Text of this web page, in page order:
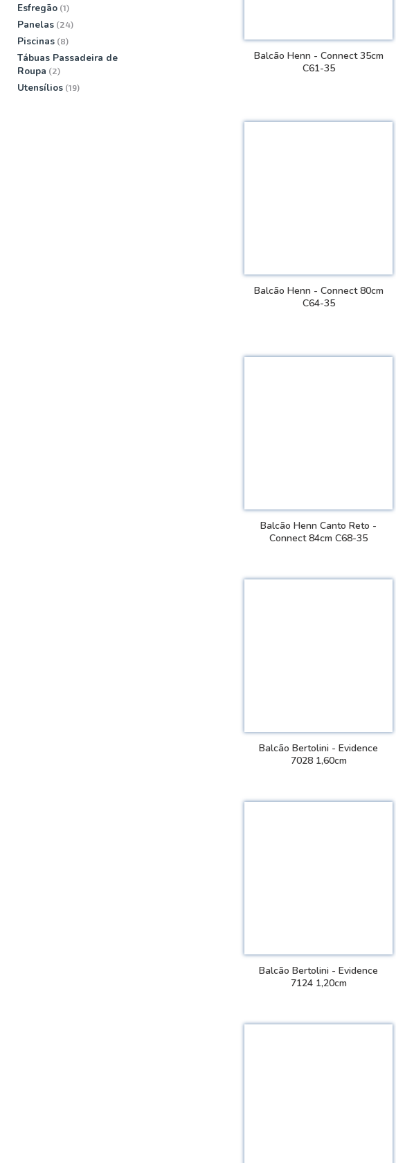
Esfregão (1)
Panelas (24)
Piscinas (8)
Tábuas Passadeira de
Roupa (2)
Utensí­lios (19)
Balcão Henn - Connect 35cm
C61-35
Balcão Henn - Connect 80cm
C64-35
Balcão Henn Canto Reto -
Connect 84cm C68-35
Balcão Bertolini - Evidence
7028 1,60cm
Balcão Bertolini - Evidence
7124 1,20cm